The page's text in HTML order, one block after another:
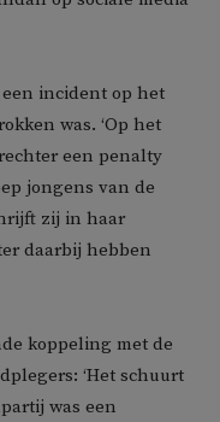
incident op het
was. ‘Op het
een penalty
jongens van de
zij in haar
daarbij hebben
koppeling met de
‘Het schuurt
was een